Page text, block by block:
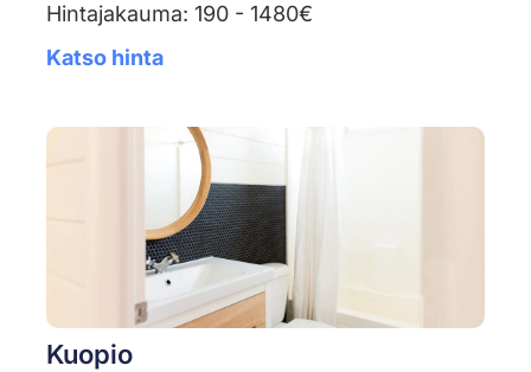
Hintajakauma: 190 - 1480€
Katso hinta
Kuopio